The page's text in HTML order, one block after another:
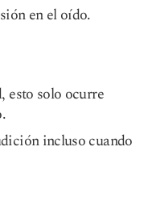
en el oído.
esto solo ocurre
incluso cuando